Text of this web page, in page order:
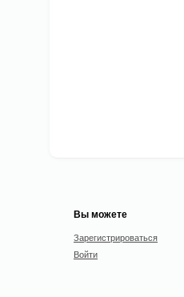
Вы можете
Зарегистрироваться
Войти